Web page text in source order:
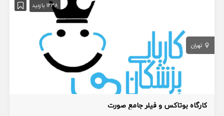
1238 بازدید
تهران
کارگاه بوتاکس و فیلر جامع صورت